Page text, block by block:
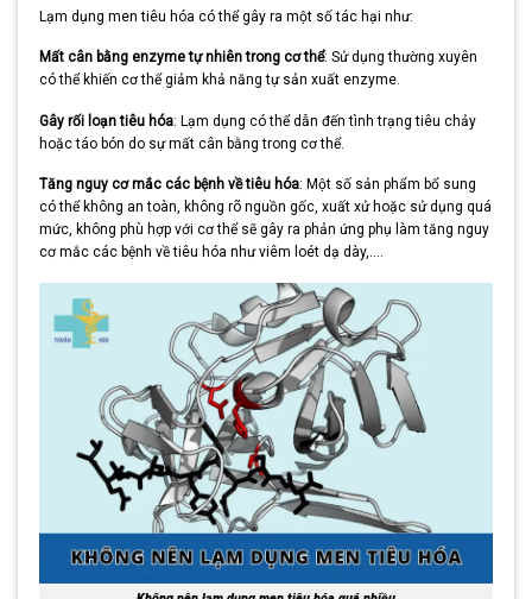
Lạm dụng men tiêu hóa có thể gây ra một số tác hại như:
Mất cân bằng enzyme tự nhiên trong cơ thể: Sử dụng thường xuyên
có thể khiến cơ thể giảm khả năng tự sản xuất enzyme.
Gây rối loạn tiêu hóa: Lạm dụng có thể dẫn đến tình trạng tiêu chảy
hoặc táo bón do sự mất cân bằng trong cơ thể.
Tăng nguy cơ mắc các bệnh về tiêu hóa: Một số sản phẩm bổ sung
có thể không an toàn, không rõ nguồn gốc, xuất xử hoặc sử dụng quá
mức, không phù hợp với cơ thể sẽ gây ra phản ứng phụ làm tăng nguy
cơ mắc các bệnh về tiêu hóa như viêm loét dạ dày,….